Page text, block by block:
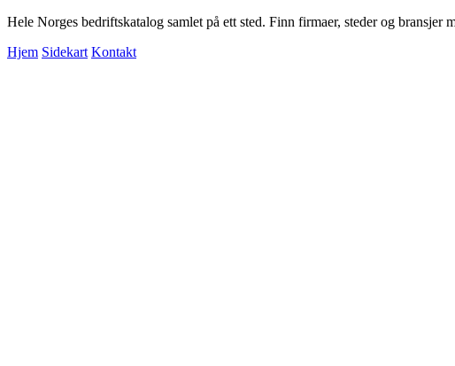
Hele Norges bedriftskatalog samlet på ett sted. Finn firmaer, steder og bransjer
Hjem Sidekart Kontakt